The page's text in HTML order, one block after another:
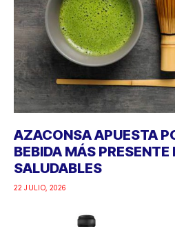
AZACONSA APUESTA
BEBIDA MÁS
SALUDABLES
22 JULIO, 2026